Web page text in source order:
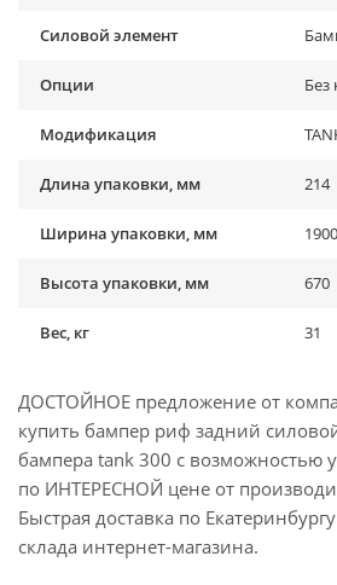
Силовой элемент
Опции Без
Модификация
Длина упаковки, мм 214
Ширина упаковки, мм 1900
Высота упаковки, мм 670
Вес, кг 31
ДОСТОЙНОЕ предложение от
купить бампер риф задний
бампера tank 300 с возможностью
по ИНТЕРЕСНОЙ цене от
Быстрая доставка по
склада интернет-магазина.